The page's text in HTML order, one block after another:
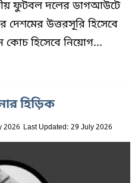
ফুটবল দলের ডাগআউটে
দেশমের উত্তরসূরি হিসেবে
কোচ হিসেবে নিয়োগ...
হিড়িক
2026 Last Updated: 29 July 2026